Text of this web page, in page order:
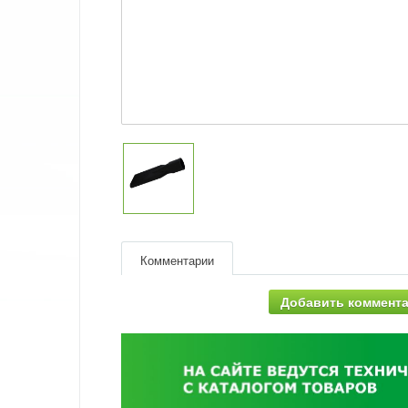
Комментарии
Добавить